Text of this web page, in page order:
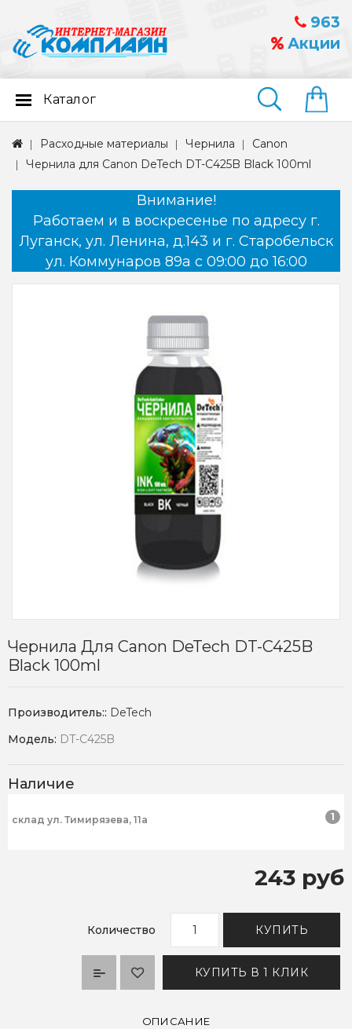
963
Акции
Найти
Каталог
Расходные материалы Чернила
Canon
Чернила для Canon DeTech DT-C425B Black 100ml
Внимание!
Работаем и в воскресенье по адресу г.
Луганск, ул. Ленина, д.143 и г. Старобельск
ул. Коммунаров 89а с 09:00 до 16:00
Чернила Для Canon DeTech DT-C425B
Black 100ml
Производитель:: DeTech
Модель: DT-C425B
Наличие
склад ул. Тимирязева, 11а 1
243 руб
Количество КУПИТЬ
КУПИТЬ В 1 КЛИК
ОПИСАНИЕ